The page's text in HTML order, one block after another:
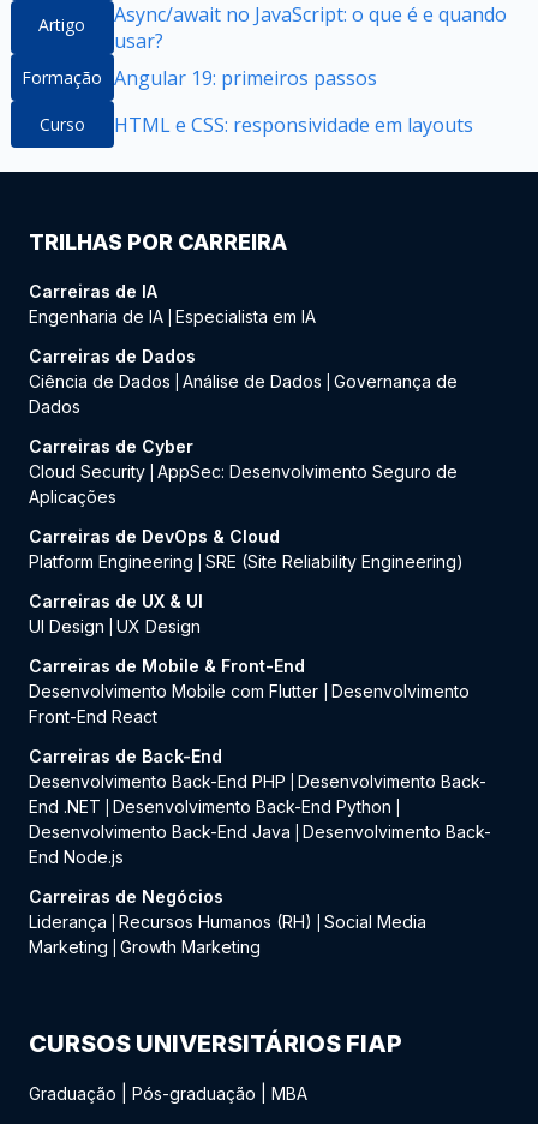
Artigo
Async/await no JavaScript: o que é e quando
usar?
Formação Angular 19: primeiros passos
Curso HTML e CSS: responsividade em layouts
TRILHAS POR CARREIRA
Carreiras de IA
Engenharia de IA Especialista em IA
Carreiras de Dados
Ciência de Dados
Análise de Dados
Governança de
Dados
Carreiras de Cyber
Cloud Security AppSec: Desenvolvimento Seguro de
Aplicações
Carreiras de DevOps & Cloud
Platform Engineering
SRE (Site Reliability Engineering)
Carreiras de UX & UI
UI Design
UX Design
Carreiras de Mobile & Front-End
Desenvolvimento Mobile com Flutter
Desenvolvimento
Front-End React
Carreiras de Back-End
Desenvolvimento Back-End PHP
Desenvolvimento Back-
End .NET
Desenvolvimento Back-End Python
Desenvolvimento Back-End Java
Desenvolvimento Back-
End Node.js
Carreiras de Negócios
Liderança
Recursos Humanos (RH)
Social Media
Marketing
Growth Marketing
CURSOS UNIVERSITÁRIOS FIAP
Graduação Pós-graduação MBA